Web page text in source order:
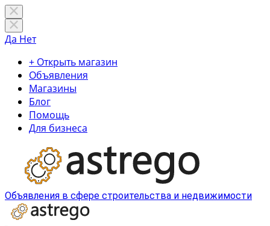
Да Нет
+ Открыть магазин
Объявления
Магазины
Блог
Помощь
Для бизнеса
Объявления в сфере строительства и недвижимости